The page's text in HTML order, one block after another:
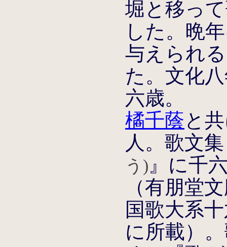
堀と移っ
した。晩
与えられ
た。文化
六歳。
橘千蔭と
人。歌文
う) 』に千
（有朋堂
国歌大系
に所載）